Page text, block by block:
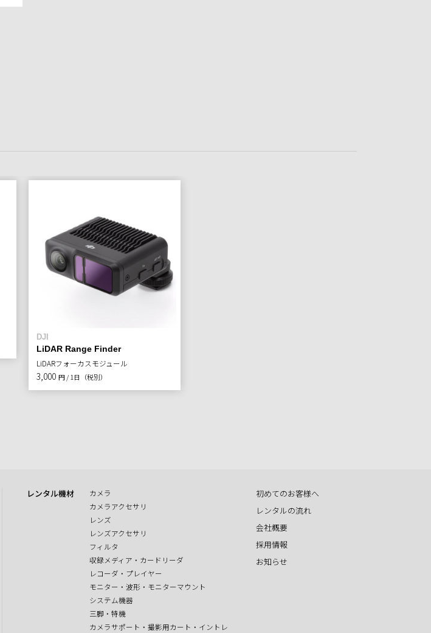
DJI
LiDAR Range Finder
LiDARフォーカスモジュール
3,000 円 / 1日（税別）
レンタル機材
カメラ
カメラアクセサリ
レンズ
レンズアクセサリ
フィルタ
収録メディア・カードリーダ
レコーダ・プレイヤー
モニター・波形・モニターマウント
システム機器
三脚・特機
カメラサポート・撮影用カート・イントレ
初めてのお客様へ
レンタルの流れ
会社概要
採用情報
お知らせ